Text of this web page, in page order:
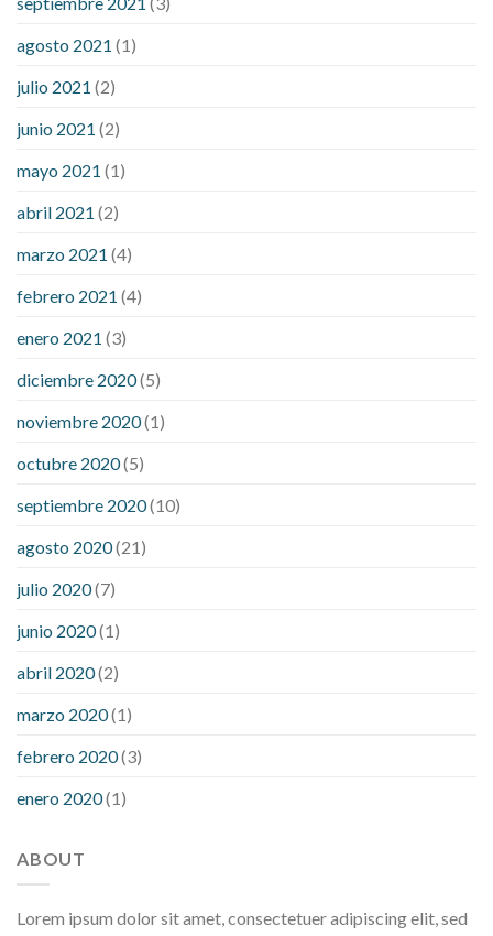
agosto 2021 (1)
julio 2021 (2)
junio 2021 (2)
mayo 2021 (1)
abril 2021 (2)
marzo 2021 (4)
febrero 2021 (4)
enero 2021 (3)
diciembre 2020(5)
noviembre 2020(1)
octubre 2020(5)
septiembre 2020(10)
agosto 2020(21)
julio 2020(7)
junio 2020(1)
abril 2020(2)
marzo 2020(1)
febrero 2020(3)
enero 2020(1)
ABOUT
Lorem ipsum dolor sit amet, consectetuer adipiscing elit, sed